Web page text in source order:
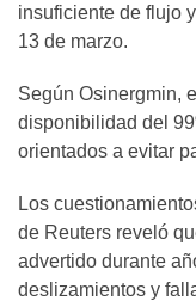
insuficiente de flujo
13 de marzo.
Según Osinergmin,
disponibilidad del
orientados a evitar
Los
de Reuters reveló
advertido durante
deslizamientos y